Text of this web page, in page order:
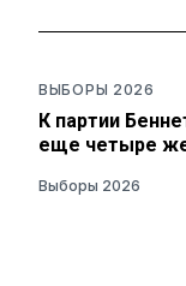
ВЫБОРЫ 2026
К партии
еще четыре
Выборы 2026